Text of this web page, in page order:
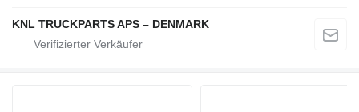
KNL TRUCKPARTS APS – DENMARK